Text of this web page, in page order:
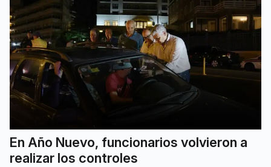
En Año Nuevo, funcionarios volvieron a
realizar los controles